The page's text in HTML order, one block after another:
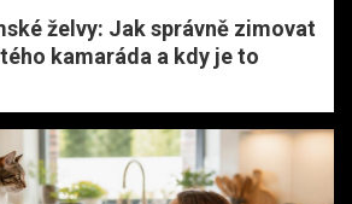
želvy: Jak správně zimovat
kamaráda a kdy je to